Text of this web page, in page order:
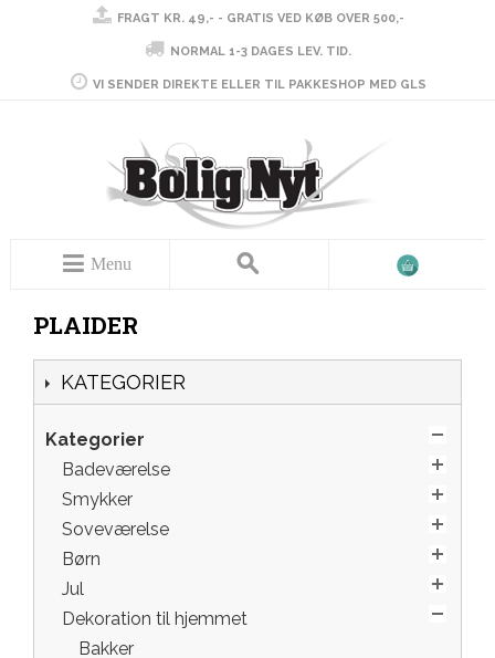
FRAGT KR. 49,- - GRATIS VED KØB OVER 500,-
NORMAL 1-3 DAGES LEV. TID.
VI SENDER DIREKTE ELLER TIL PAKKESHOP MED GLS
Menu
PLAIDER
KATEGORIER
Kategorier
Badeværelse
Smykker
Soveværelse
Børn
Jul
Dekoration til hjemmet
Bakker